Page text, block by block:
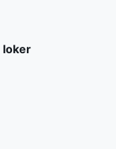
loker